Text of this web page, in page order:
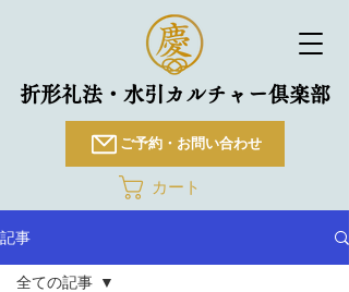
折形礼法・水引カルチャー倶楽部
ご予約・お問い合わせ
カート
記事
全ての記事